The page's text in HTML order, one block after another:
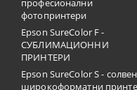
професионални
фотопринтери
Epson SureColor F -
СУБЛИМАЦИОННИ
ПРИНТЕРИ
Epson SureColor S -
широкоформатни